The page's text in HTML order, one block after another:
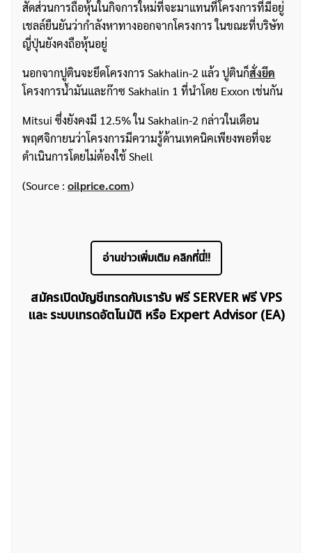
ค้นหา
สำหรับ:
สัดส่วนการถือหุ้นในกิจการใหม่ที่จะมาแทนที่โครงการที่มีอยู่
เชลล์ยืนยันว่ากำลังหาทางออกจากโครงการ ในขณะที่บริษัท
ญี่ปุ่นยังคงถือหุ้นอยู่
นอกจากปูตินจะยึดโครงการ Sakhalin-2 แล้ว ปูตินก็สั่งยึด
โครงการน้ำมันและก๊าซ Sakhalin 1 ที่นำโดย Exxon เช่นกัน
Mitsui ซึ่งยังคงมี 12.5% ใน Sakhalin-2 กล่าวในเดือน
พฤศจิกายนว่าโครงการมีความรู้ด้านเทคนิคเพียงพอที่จะ
ดำเนินการโดยไม่ต้องใช้ Shell
(Source : oilprice.com)
อ่านข่าวเพิ่มเติม คลิกที่นี่!!
สมัครเปิดบัญชีเทรดกับเรารับ ฟรี SERVER ฟรี VPS
และ ระบบเทรดอัตโนมัติ หรือ Expert Advisor (EA)